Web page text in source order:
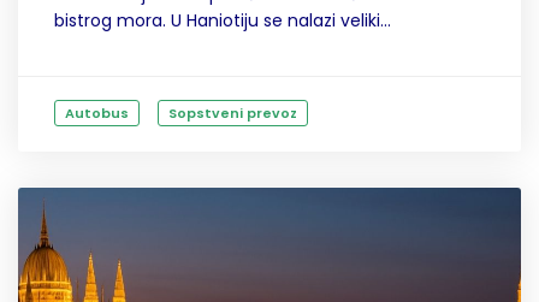
bistrog mora. U Haniotiju se nalazi veliki...
Autobus Sopstveni prevoz